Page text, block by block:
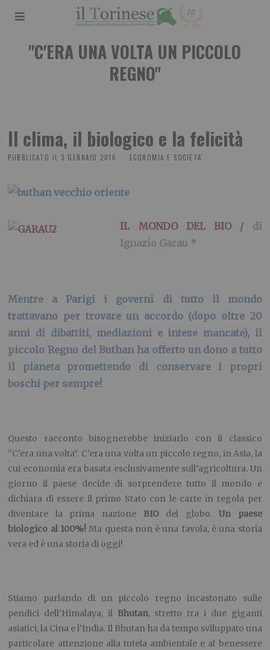
"C'ERA UNA VOLTA UN PICCOLO
REGNO"
Il clima, il biologico e la felicità
PUBBLICATO IL 3 GENNAIO 2016 ECONOMIA E SOCIETA'
IL MONDO DEL BIO / di
Ignazio Garau *
Mentre a Parigi i governi di tutto il mondo
trattavano per trovare un accordo (dopo oltre 20
anni di dibattiti, mediazioni e intese mancate), il
piccolo Regno del Buthan ha offerto un dono a tutto
il pianeta promettendo di conservare i propri
boschi per sempre!
Questo racconto bisognerebbe iniziarlo con il classico
“C’era una volta”. C’era una volta un piccolo regno, in Asia, la
cui economia era basata esclusivamente sull’agricoltura. Un
giorno il paese decide di sorprendere tutto il mondo e
dichiara di essere il primo Stato con le carte in regola per
diventare la prima nazione BIOdel globo.Un paese
biologico al 100%!Ma questa non è una favola, è una storia
vera ed è una storia di oggi!
Stiamo parlando di un piccolo regno incastonato sulle
pendici dell’Himalaya, il Bhutan, stretto tra i due giganti
asiatici, la Cina e l’India. Il Bhutan ha da tempo sviluppato una
particolare attenzione alla tutela ambientale e al benessere